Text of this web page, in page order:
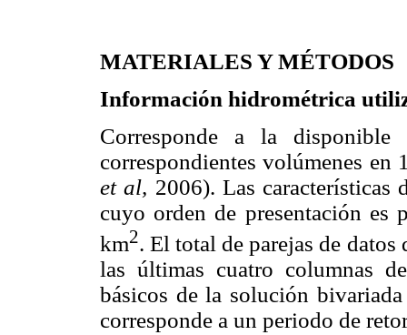
MATERIALES Y MÉTODOS
Información hidrométrica
Corresponde a la disponible
correspondientes volúmenes en
et al, 2006). Las
cuyo orden de presentación es
km2. El total de parejas de
las últimas cuatro columnas
básicos de la solución
corresponde a un periodo de